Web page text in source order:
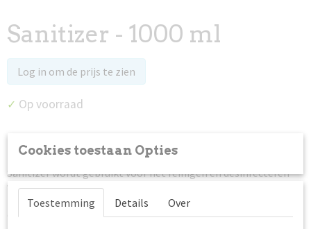
Sanitizer - 1000 ml
Log in om de prijs te zien
✓ Op voorraad
Omschrijving
Sanitizer wordt gebruikt voor het reinigen en desinfecteren
van gereedschappen zoals vijlen, nagelborstels,
nagelschaartjes etc. Ook geschikt voor
oppervlaktedesinfectie.
Cookies toestaan Opties
Toestemming Details Over